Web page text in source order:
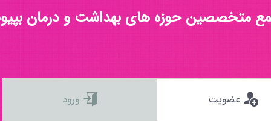
متخصصین حوزه های بهداشت و درمان
عضویت